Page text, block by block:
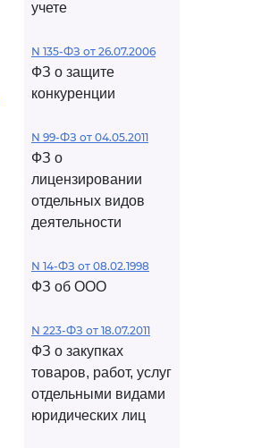
учете
N 135-ФЗ от 26.07.2006
ФЗ о защите
конкуренции
N 99-ФЗ от 04.05.2011
ФЗ о
лицензировании
отдельных видов
деятельности
N 14-ФЗ от 08.02.1998
ФЗ об ООО
N 223-ФЗ от 18.07.2011
ФЗ о закупках
товаров, работ, услуг
отдельными видами
юридических лиц